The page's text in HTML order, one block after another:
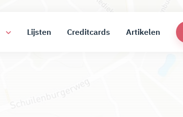
Lijsten Creditcards Artikelen